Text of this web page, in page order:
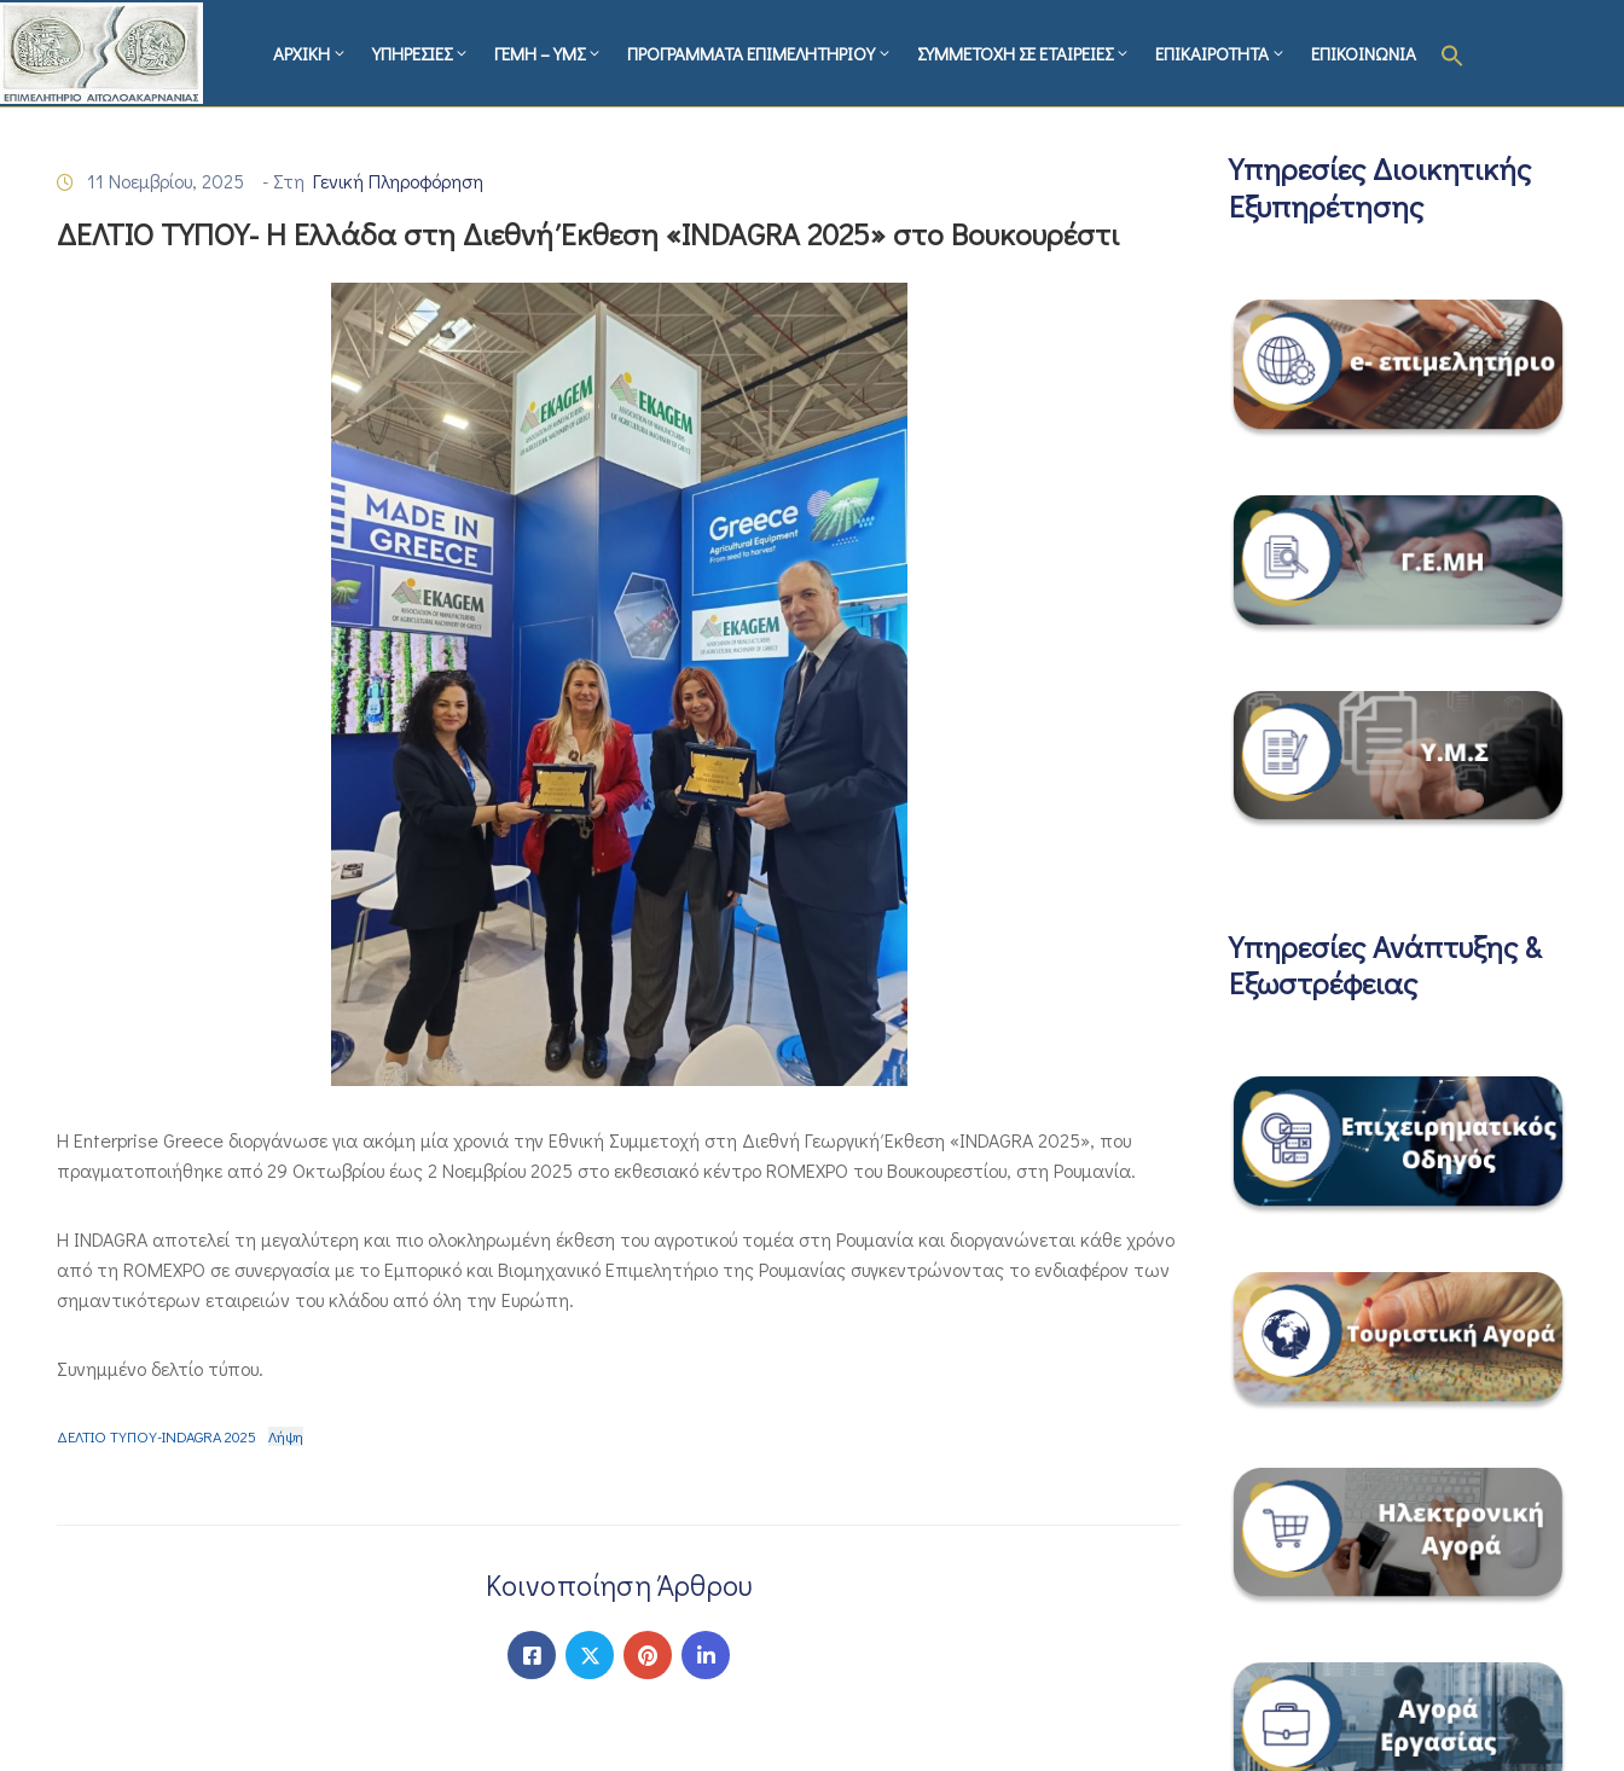
ΑΡΧΙΚΗ ΥΠΗΡΕΣΙΕΣ ΓΕΜΗ – ΥΜΣ ΠΡΟΓΡΑΜΜΑΤΑ ΕΠΙΜΕΛΗΤΗΡΙΟΥ ΣΥΜΜΕΤΟΧΗ ΣΕ ΕΤΑΙΡΕΙΕΣ ΕΠΙΚΑΙΡΟΤΗΤΑ ΕΠΙΚΟΙΝΩΝΙΑ
11 Νοεμβρίου, 2025 - Στη Γενική Πληροφόρηση
ΔΕΛΤΙΟ ΤΥΠΟΥ- Η Ελλάδα στη Διεθνή Έκθεση «INDAGRA 2025» στο Βουκουρέστι
Η Enterprise Greece διοργάνωσε για ακόμη μία χρονιά την Εθνική Συμμετοχή στη Διεθνή Γεωργική Έκθεση «INDAGRA 2025», που
πραγματοποιήθηκε από 29 Οκτωβρίου έως 2 Νοεμβρίου 2025 στο εκθεσιακό κέντρο ROMEXPO του Βουκουρεστίου, στη Ρουμανία.
Η INDAGRA αποτελεί τη μεγαλύτερη και πιο ολοκληρωμένη έκθεση του αγροτικού τομέα στη Ρουμανία και διοργανώνεται κάθε χρόνο
από τη ROMEXPO σε συνεργασία με το Εμπορικό και Βιομηχανικό Επιμελητήριο της Ρουμανίας συγκεντρώνοντας το ενδιαφέρον των
σημαντικότερων εταιρειών του κλάδου από όλη την Ευρώπη.
Συνημμένο δελτίο τύπου.
ΔΕΛΤΙΟ ΤΥΠΟΥ-INDAGRA 2025 Λήψη
Κοινοποίηση Άρθρου
Υπηρεσίες Διοικητικής
Εξυπηρέτησης
Υπηρεσίες Ανάπτυξης &
Εξωστρέφειας